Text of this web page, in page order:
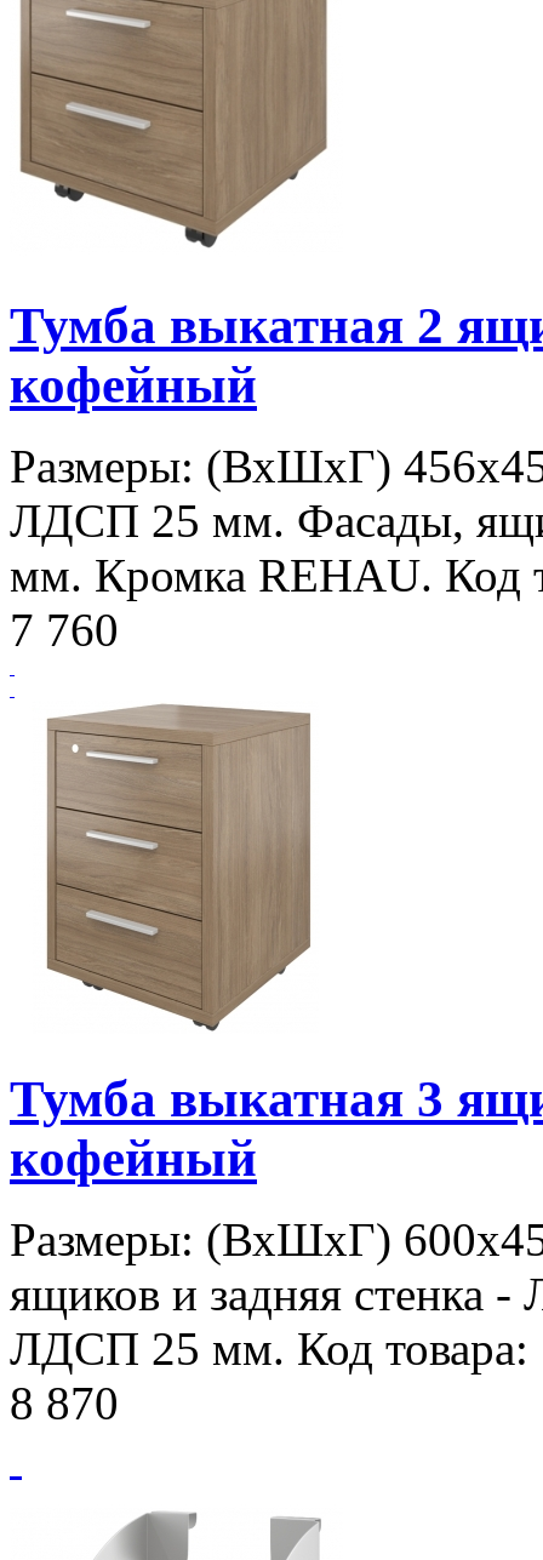
Тумба выкатная 2
кофейный
Размеры: (ВхШхГ)
ЛДСП 25 мм. Фасады,
мм. Кромка REHAU. Код
7 760
Тумба выкатная 3
кофейный
Размеры: (ВхШхГ)
ящиков и задняя стенка
ЛДСП 25 мм. Код товара:
8 870